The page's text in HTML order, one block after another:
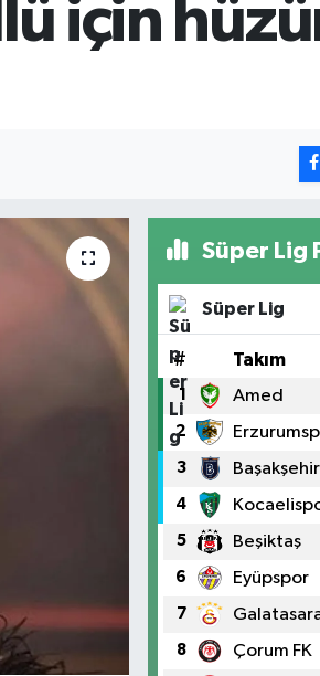
için
Süper Lig
Süper Lig
# Takım
1 Amed
2
3 Başakşehir
4
5 Beşiktaş
6 Eyüpspor
7
8 Çorum FK